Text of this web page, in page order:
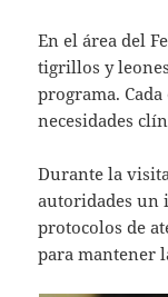
En el área del
tigrillos y
programa.
necesidades
Durante la
autoridades un
protocolos de
para mantener